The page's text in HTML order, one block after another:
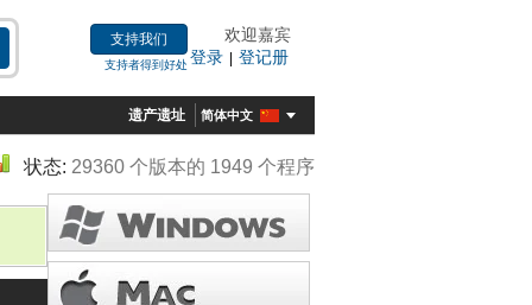
支持我们
支持者得到好处
欢迎嘉宾
登录 | 登记册
遗产遗址 简体中文
状态: 29360 个版本的 1949 个程序